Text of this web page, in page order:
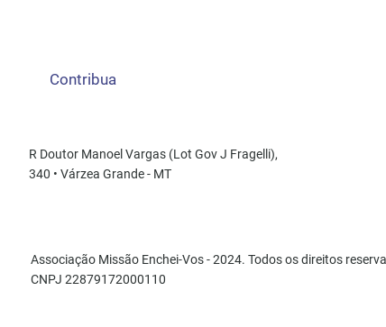
Contribua
R Doutor Manoel Vargas (Lot Gov J Fragelli),
340 • Várzea Grande - MT
Associação Missão Enchei-Vos - 2024. Todos os direitos
CNPJ 22879172000110